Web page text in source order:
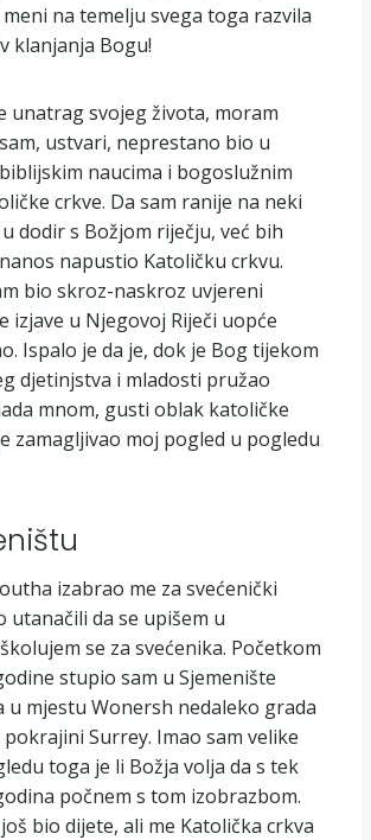
na temelju svega toga razvila
klanjanja Bogu!
unatrag svojeg života, moram
ustvari, neprestano bio u
naucima i bogoslužnim
crkve. Da sam ranije na neki
dodir s Božjom riječju, već bih
napustio Katoličku crkvu.
bio skroz-naskroz uvjereni
izjave u Njegovoj Riječi uopće
Ispalo je da je, dok je Bog tijekom
djetinjstva i mladosti pružao
mnom, gusti oblak katoličke
zamagljivao moj pogled u pogledu
izabrao me za svećenički
utanačili da se upišem u
se za svećenika. Početkom
stupio sam u Sjemenište
u mjestu Wonersh nedaleko grada
Surrey. Imao sam velike
toga je li Božja volja da s tek
počnem s tom izobrazbom.
bio dijete, ali me Katolička crkva